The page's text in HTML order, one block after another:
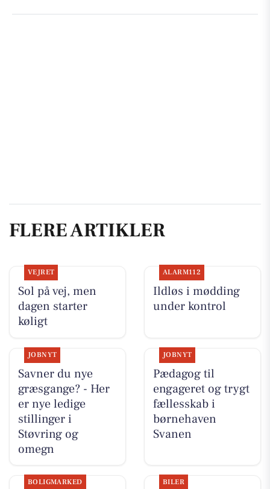
FLERE ARTIKLER
VEJRET
Sol på vej, men
dagen starter
køligt
ALARM112
Ildløs i mødding
under kontrol
JOBNYT
Savner du nye
græsgange? - Her
er nye ledige
stillinger i
Støvring og
omegn
JOBNYT
Pædagog til
engageret og trygt
fællesskab i
børnehaven
Svanen
BOLIGMARKED BILER